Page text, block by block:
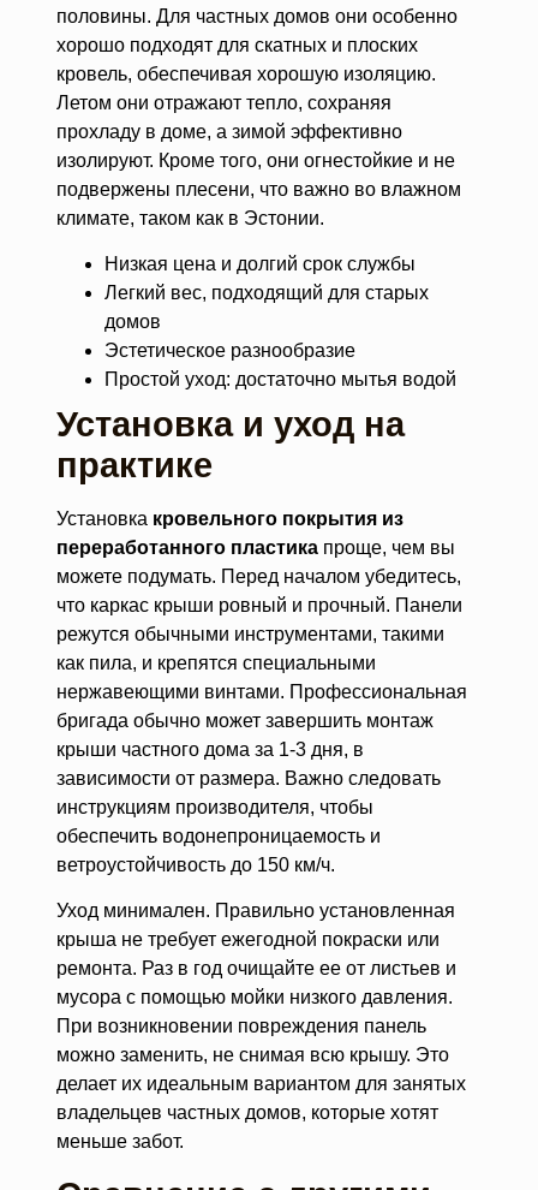
половины. Для частных домов они особенно
хорошо подходят для скатных и плоских
кровель, обеспечивая хорошую изоляцию.
Летом они отражают тепло, сохраняя
прохладу в доме, а зимой эффективно
изолируют. Кроме того, они огнестойкие и не
подвержены плесени, что важно во влажном
климате, таком как в Эстонии.
Низкая цена и долгий срок службы
Легкий вес, подходящий для старых
домов
Эстетическое разнообразие
Простой уход: достаточно мытья водой
Установка и уход на
практике
Установка кровельного покрытия из
переработанного пластикапроще, чем вы
можете подумать. Перед началом убедитесь,
что каркас крыши ровный и прочный. Панели
режутся обычными инструментами, такими
как пила, и крепятся специальными
нержавеющими винтами. Профессиональная
бригада обычно может завершить монтаж
крыши частного дома за 1-3 дня, в
зависимости от размера. Важно следовать
инструкциям производителя, чтобы
обеспечить водонепроницаемость и
ветроустойчивость до 150 км/ч.
Уход минимален. Правильно установленная
крыша не требует ежегодной покраски или
ремонта. Раз в год очищайте ее от листьев и
мусора с помощью мойки низкого давления.
При возникновении повреждения панель
можно заменить, не снимая всю крышу. Это
делает их идеальным вариантом для занятых
владельцев частных домов, которые хотят
меньше забот.